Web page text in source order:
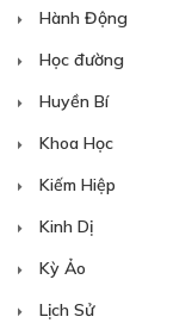
Hành Động
Học đường
Huyền Bí
Khoa Học
Kiếm Hiệp
Kinh Dị
Kỳ Ảo
Lịch Sử